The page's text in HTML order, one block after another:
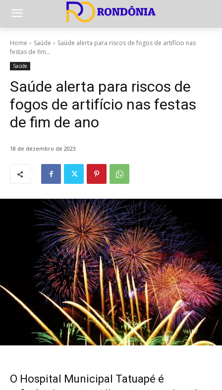
Home Saúde
Saúde alerta para riscos de fogos de artifício nas
festas de fim...
Saúde
Saúde alerta para riscos de
fogos de artifício nas festas
de fim de ano
18 de dezembro de 2023
O Hospital Municipal Tatuapé é